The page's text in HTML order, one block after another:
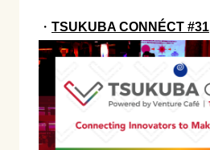
・ TSUKUBA CONNÉCT #31